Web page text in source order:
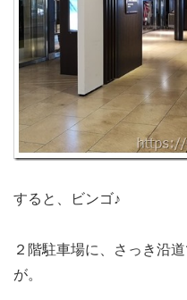
すると、ビンゴ♪
２階駐車場に、さっき沿
が。